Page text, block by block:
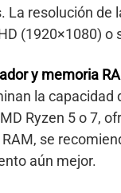
La resolución
(1920×1080)
y memoria
la capacidad
Ryzen 5 o 7,
se
aún mejor.